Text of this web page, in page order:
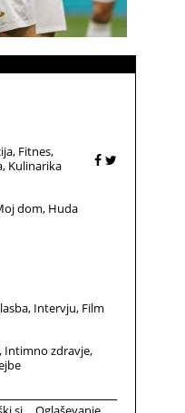
Fitnes
Kulinarika
dom Huda
Intervju Film
Intimno zdravje